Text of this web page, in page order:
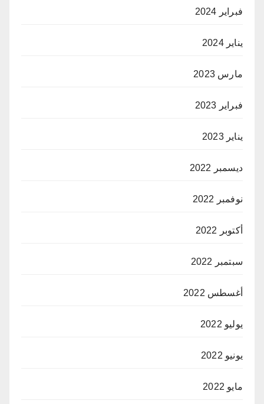
فبراير 2024
يناير 2024
مارس 2023
فبراير 2023
يناير 2023
ديسمبر 2022
نوفمبر 2022
أكتوبر 2022
سبتمبر 2022
أغسطس 2022
يوليو 2022
يونيو 2022
مايو 2022